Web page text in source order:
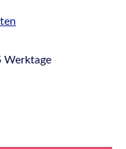
Werktage